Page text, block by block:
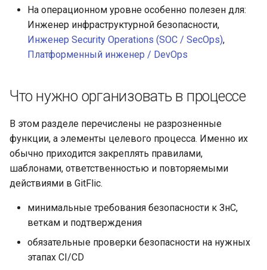
На операционном уровне особенно полезен для:
Инженер инфраструктурной безопасности,
Инженер Security Operations (SOC / SecOps),
Платформенный инженер / DevOps
Что нужно организовать в процессе
В этом разделе перечислены не разрозненные
функции, а элементы целевого процесса. Именно их
обычно приходится закреплять правилами,
шаблонами, ответственностью и повторяемыми
действиями в GitFlic.
минимальные требования безопасности к ЗнС,
веткам и подтверждения
обязательные проверки безопасности на нужных
этапах CI/CD